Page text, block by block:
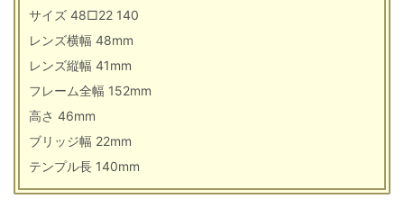
サイズ 48□22 140
レンズ横幅 48mm
レンズ縦幅 41mm
フレーム全幅 152mm
高さ 46mm
ブリッジ幅 22mm
テンプル長 140mm